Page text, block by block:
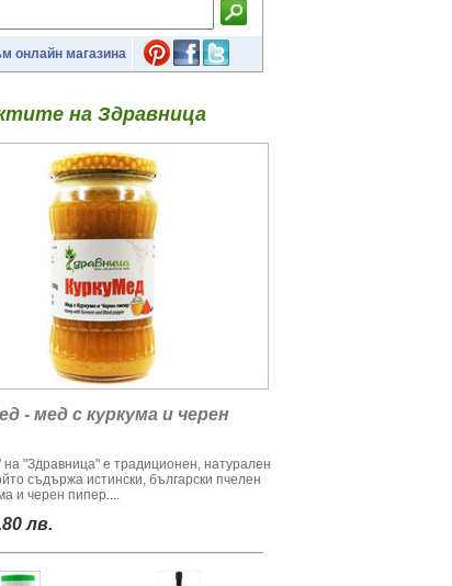
онлайн магазина
на Здравница
- мед с куркума и черен
на "Здравница" е традиционен, натурален
съдържа истински, български пчелен
и черен пипер....
лв.